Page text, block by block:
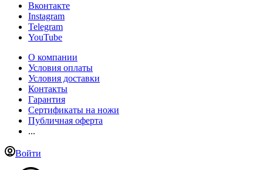
Вконтакте
Instagram
Telegram
YouTube
О компании
Условия оплаты
Условия доставки
Контакты
Гарантия
Сертификаты на ножи
Публичная оферта
...
Войти